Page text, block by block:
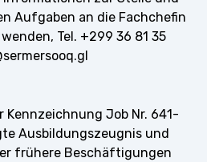
Aufgaben an die Fachchefin
Tel. +299 36 81 35
Kennzeichnung Job Nr. 641-
Ausbildungszeugnis und
frühere Beschäftigungen